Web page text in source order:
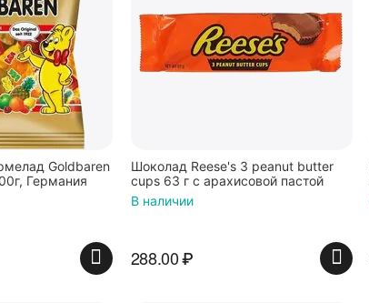
Goldbaren
Германия
Шоколад Reese's 3 peanut butter
cups 63 г с арахисовой пастой
В наличии
288.00₽